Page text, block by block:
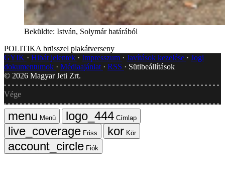
Beküldte: István, Solymár határából
POLITIKA brüsszel plakátverseny
GYIK
Hibát jelentek Impresszum Javítások kezelése
Jogi
dokumentumok
Médiaajánlat RSS
Sütibeállítások
© 2026 Magyar Jeti Zrt.
Vége
Menü
Címlap
Friss
Kör
Fiók